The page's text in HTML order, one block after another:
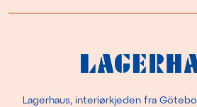
Lagerhaus, interiørkjeden fra